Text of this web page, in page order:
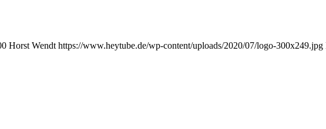
Horst Wendt https://www.heytube.de/wp-content/uploads/2020/07/logo-300x249.jpg